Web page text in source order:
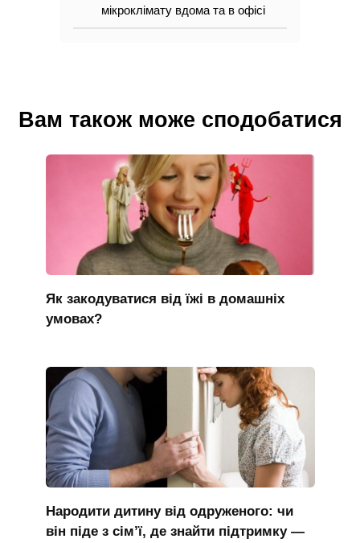
мікроклімату вдома та в офісі
Вам також може сподобатися
Як закодуватися від їжі в домашніх
умовах?
Народити дитину від одруженого: чи
він піде з сім’ї, де знайти підтримку —